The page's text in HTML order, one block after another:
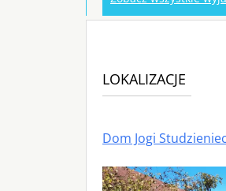
LOKALIZACJE
Dom Jogi Studzieniec